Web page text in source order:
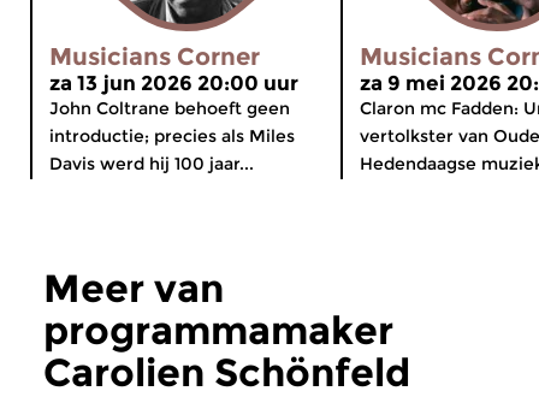
Musicians Corner
za 13 jun 2026 20:00 uur
John Coltrane behoeft geen
introductie; precies als Miles
Davis werd hij 100 jaar...
Musicians
za 9 mei 2026
Claron mc Fadden:
vertolkster van
Hedendaagse
Meer van
programmamaker
Carolien Schönfeld